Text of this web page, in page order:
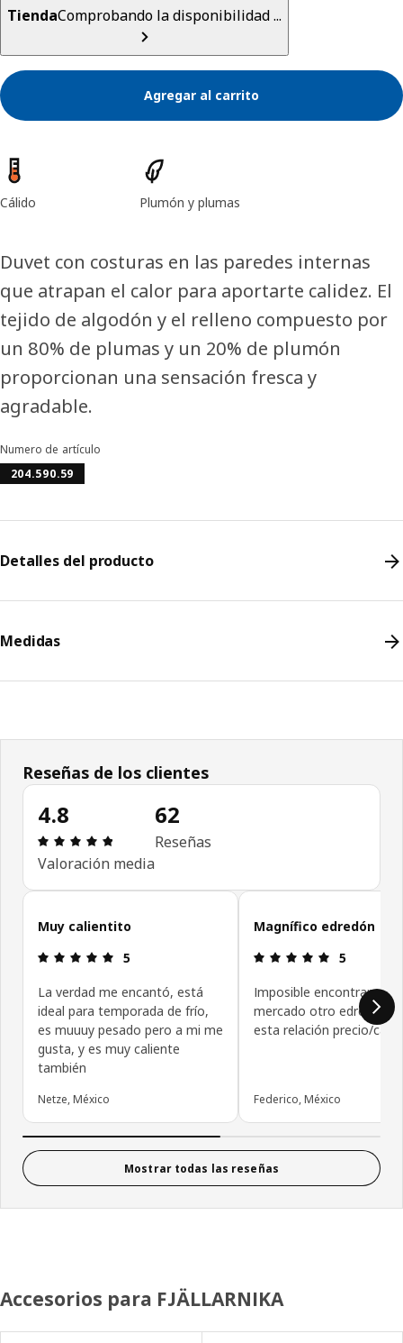
TiendaComprobando la disponibilidad ...
Agregar al carrito
Características del producto
Cálido Plumón y plumas
Duvet con costuras en las paredes internas
que atrapan el calor para aportarte calidez. El
tejido de algodón y el relleno compuesto por
un 80% de plumas y un 20% de plumón
proporcionan una sensación fresca y
agradable.
Numero de artículo
204.590.59
Detalles del producto
Medidas
Reseñas de los clientes
4.8
Revisión: 4.8 fuera de 5 estrellas. Revisiones
Valoración media
62
Reseñas
Omitir reseñas de clientes
Muy calientito
Revisión: 5 fuera de 5 estrellas.
5
La verdad me encantó, está
ideal para temporada de frío,
es muuuy pesado pero a mi me
gusta, y es muy caliente
también
Netze, México
Magnífico edredón
Revisión:
5
Imposible encontrar en el
mercado otro edredón
esta relación precio/
Federico, México
Mostrar todas las reseñas
Accesorios para FJÄLLARNIKA